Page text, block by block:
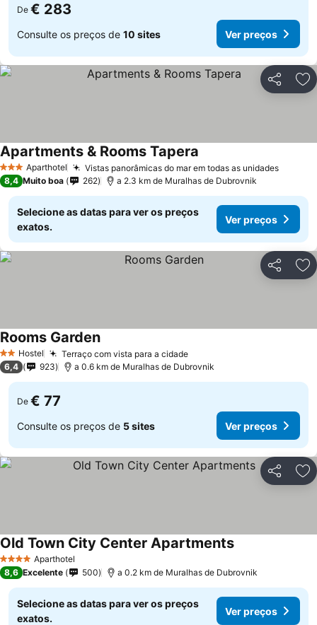
De € 283
Consulte os preços de 10 sites Ver preços
Partilhar
3 EstrelasAparthotel Vistas panorâmicas do mar em todas as unidades
Apartments & Rooms Tapera
8,4 Muito boa 262 a 2.3 km de Muralhas de Dubrovnik
Selecione as datas para ver os preços
exatos.
Ver preços
Partilhar
2 Estrelas
Hostel Terraço com vista para a cidade
Rooms Garden
6,4 923 a 0.6 km de Muralhas de Dubrovnik
De € 77
Consulte os preços de 5 sites Ver preços
Partilhar
4 EstrelasAparthotel
Old Town City Center Apartments
8,6 Excelente 500 a 0.2 km de Muralhas de Dubrovnik
Selecione as datas para ver os preços
exatos.
Ver preços